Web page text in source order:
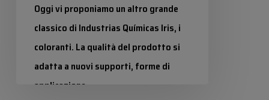
Oggi vi proponiamo un altro grande
classico di Industrias Químicas Iris, i
coloranti. La qualità del prodotto si
adatta a nuovi supporti, forme di
applicazione,…